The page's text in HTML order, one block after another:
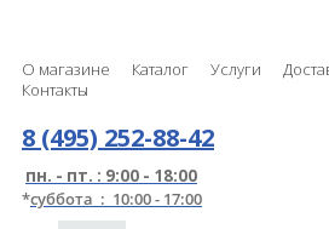
О магазине Каталог Услуги
Контакты
8 (495) 252-88-42
пн. - пт. : 9:00 - 18:00
*суббота : 10:00 - 17:00